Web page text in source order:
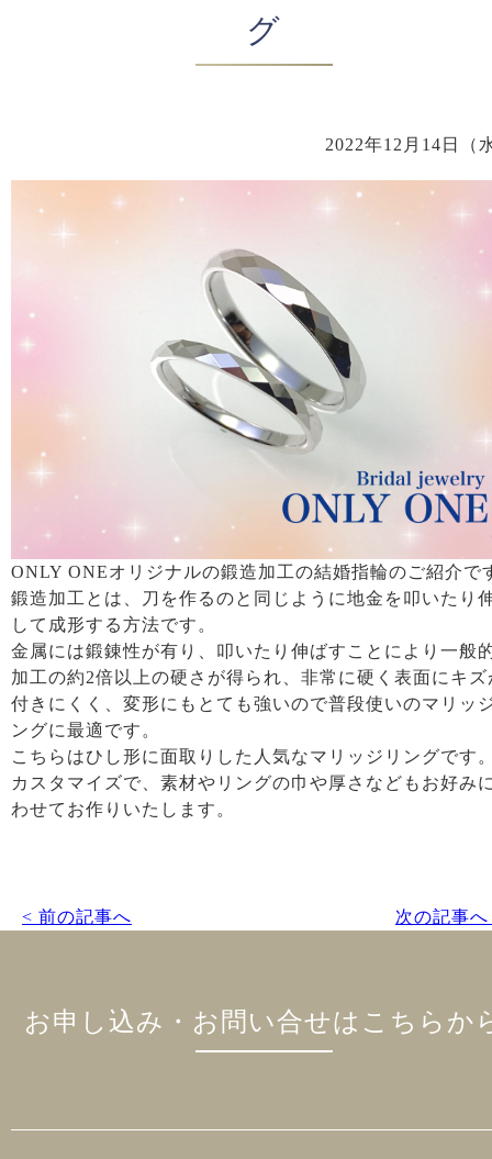
グ
2022年12月14日（
ONLY ONEオリジナルの鍛造加工の結婚指輪のご紹介で
鍛造加工とは、刀を作るのと同じように地金を叩いたり
して成形する方法です。
金属には鍛錬性が有り、叩いたり伸ばすことにより一般
加工の約2倍以上の硬さが得られ、非常に硬く表面にキズ
付きにくく、変形にもとても強いので普段使いのマリッ
ングに最適です。
こちらはひし形に面取りした人気なマリッジリングです
カスタマイズで、素材やリングの巾や厚さなどもお好み
わせてお作りいたします。
< 前の記事へ 次の記事
お申し込み・お問い合せはこちらか